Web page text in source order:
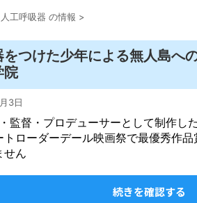
工呼吸器 の情報 >
をつけた少年による無人島へ
院
3日
監督・プロデューサーとして制作し
トローダーデール映画祭で最優秀作
せん
続きを確認する